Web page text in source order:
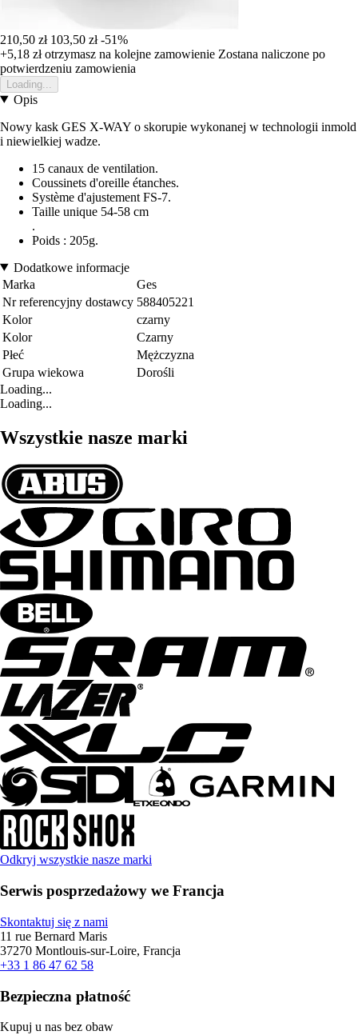
210,50 zł 103,50 zł -51%
+5,18 złotrzymasz na kolejne zamowienie Zostana naliczone po
potwierdzeniu zamowienia
Loading...
Opis
Nowy kask GES X-WAY o skorupie wykonanej w technologii inmold
i niewielkiej wadze.
15 canaux de ventilation.
Coussinets d'oreille étanches.
Système d'ajustement FS-7.
Taille unique 54-58 cm
.
Poids : 205g.
Dodatkowe informacje
Marka
Ges
Nr referencyjny dostawcy 588405221
Kolor
czarny
Kolor
Czarny
Płeć
Mężczyzna
Grupa wiekowa
Dorośli
Loading...
Loading...
Wszystkie nasze marki
Odkryj wszystkie nasze marki
Serwis posprzedażowy we Francja
Skontaktuj się z nami
11 rue Bernard Maris
37270 Montlouis-sur-Loire, Francja
+33 1 86 47 62 58
Bezpieczna płatność
Kupuj u nas bez obaw